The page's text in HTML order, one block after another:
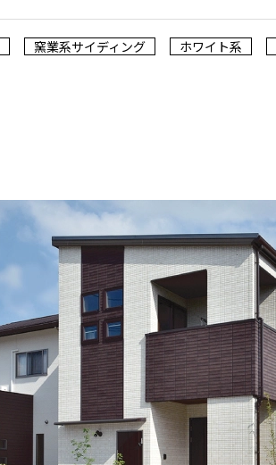
窯業系サイディング ホワイト系